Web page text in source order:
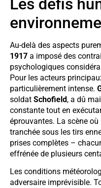
Les défis
Au-delà des aspects
1917 a imposé des
psychologiques
Pour les acteurs
particulièrement intense.
soldat Schofield, a dû
constante tout en
éprouvantes. La scène
tranchée sous les tirs
prises complètes –
effrénée de plusieurs
Les conditions
adversaire imprévisible.